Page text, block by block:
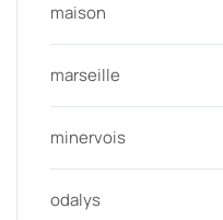
maison
marseille
minervois
odalys